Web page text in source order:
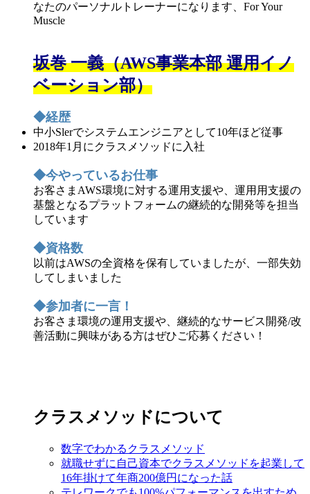
なたのパーソナルトレーナーになります、For Your
Muscle
坂巻 一義（AWS事業本部 運用イノ
ベーション部）
◆経歴
中小Slerでシステムエンジニアとして10年ほど従事
2018年1月にクラスメソッドに入社
◆今やっているお仕事
お客さまAWS環境に対する運用支援や、運用用支援の
基盤となるプラットフォームの継続的な開発等を担当
しています
◆資格数
以前はAWSの全資格を保有していましたが、一部失効
してしまいました
◆参加者に一言！
お客さま環境の運用支援や、継続的なサービス開発/改
善活動に興味がある方はぜひご応募ください！
クラスメソッドについて
数字でわかるクラスメソッド
就職せずに自己資本でクラスメソッドを起業して
16年掛けて年商200億円になった話